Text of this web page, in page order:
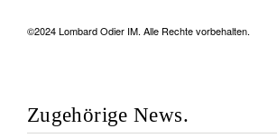
©2024 Lombard Odier IM. Alle Rechte vorbehalten.
Zugehörige News.